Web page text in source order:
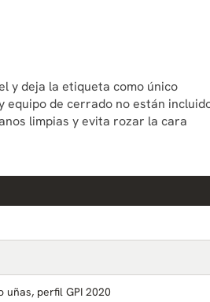
y deja la etiqueta como único
de cerrado no están
limpias y evita rozar la cara
uñas, perfil GPI 2020